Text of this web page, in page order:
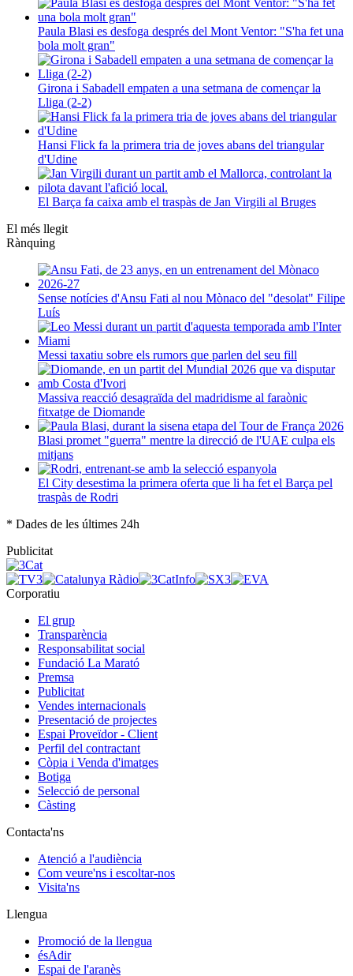
Paula Blasi es desfoga després del Mont Ventor: "S'ha fet una
bola molt gran"
Girona i Sabadell empaten a una setmana de començar la
Lliga (2-2)
Hansi Flick fa la primera tria de joves abans del triangular
d'Udine
El Barça fa caixa amb el traspàs de Jan Virgili al Bruges
El més llegit
Rànquing
Sense notícies d'Ansu Fati al nou Mònaco del "desolat" Filipe
Luís
Messi taxatiu sobre els rumors que parlen del seu fill
Massiva reacció desagraïda del madridisme al faraònic
fitxatge de Diomande
Blasi promet "guerra" mentre la direcció de l'UAE culpa els
mitjans
El City desestima la primera oferta que li ha fet el Barça pel
traspàs de Rodri
* Dades de les últimes 24h
Publicitat
Corporatiu
El grup
Transparència
Responsabilitat social
Fundació La Marató
Premsa
Publicitat
Vendes internacionals
Presentació de projectes
Espai Proveïdor - Client
Perfil del contractant
Còpia i Venda d'imatges
Botiga
Selecció de personal
Càsting
Contacta'ns
Atenció a l'audiència
Com veure'ns i escoltar-nos
Visita'ns
Llengua
Promoció de la llengua
ésAdir
Espai de l'aranès